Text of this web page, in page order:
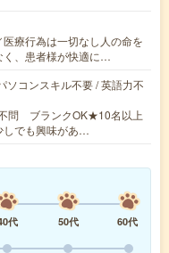
療行為は一切なし人の命を
く、患者様が快適に…
ソコンスキル不要 / 英語力不
問 ブランクOK★10名以上
しでも興味があ…
代 50代
60代